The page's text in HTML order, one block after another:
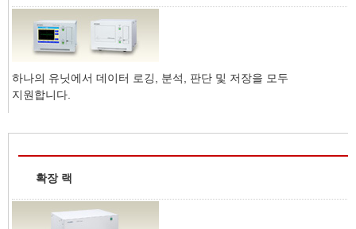
하나의 유닛에서 데이터 로깅, 분석, 판단 및 저장을 모두
지원합니다.
확장 랙